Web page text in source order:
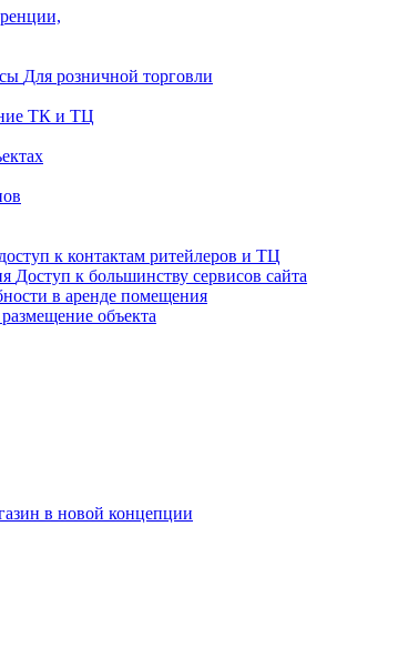
Для розничной торговли
ТК и ТЦ
к контактам ритейлеров и ТЦ
Доступ к большинству сервисов сайта
в аренде помещения
объекта
в новой концепции